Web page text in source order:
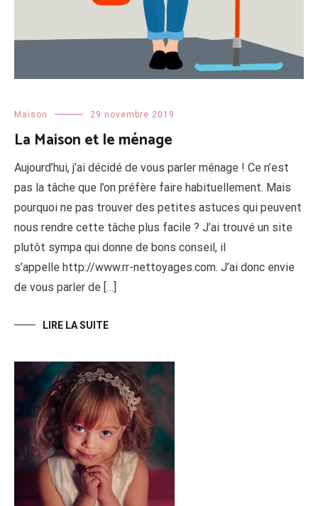
Maison 29 novembre 2019
La Maison et le ménage
Aujourd’hui, j’ai décidé de vous parler ménage ! Ce n’est
pas la tâche que l’on préfère faire habituellement. Mais
pourquoi ne pas trouver des petites astuces qui peuvent
nous rendre cette tâche plus facile ? J’ai trouvé un site
plutôt sympa qui donne de bons conseil, il
s’appelle http://www.rr-nettoyages.com. J’ai donc envie
de vous parler de […]
LIRE LA SUITE